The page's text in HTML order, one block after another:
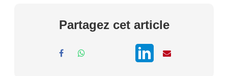
Partagez cet article